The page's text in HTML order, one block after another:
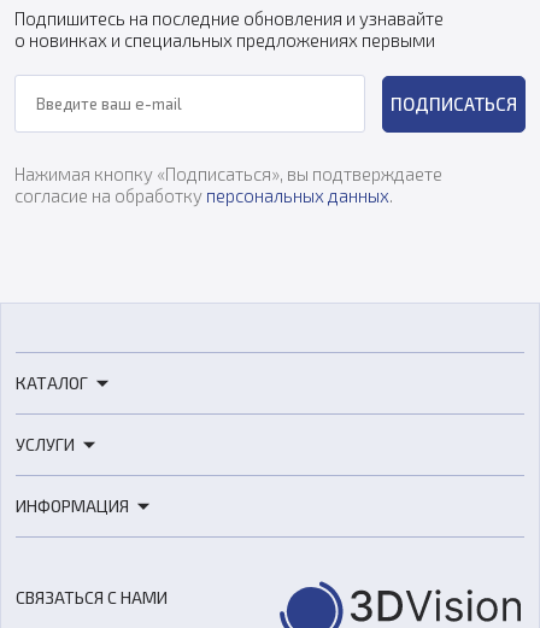
Подпишитесь на последние обновления и узнавайте
о новинках и специальных предложениях первыми
ПОДПИСАТЬСЯ
Нажимая кнопку «Подписаться», вы подтверждаете
согласие на обработку персональных данных.
КАТАЛОГ
Расходные материалы
Оборудование и материалы для вакуумного литья
Аксессуары и прочее оборудование
УСЛУГИ
3D-моделирование
ИНФОРМАЦИЯ
СВЯЗАТЬСЯ С НАМИ